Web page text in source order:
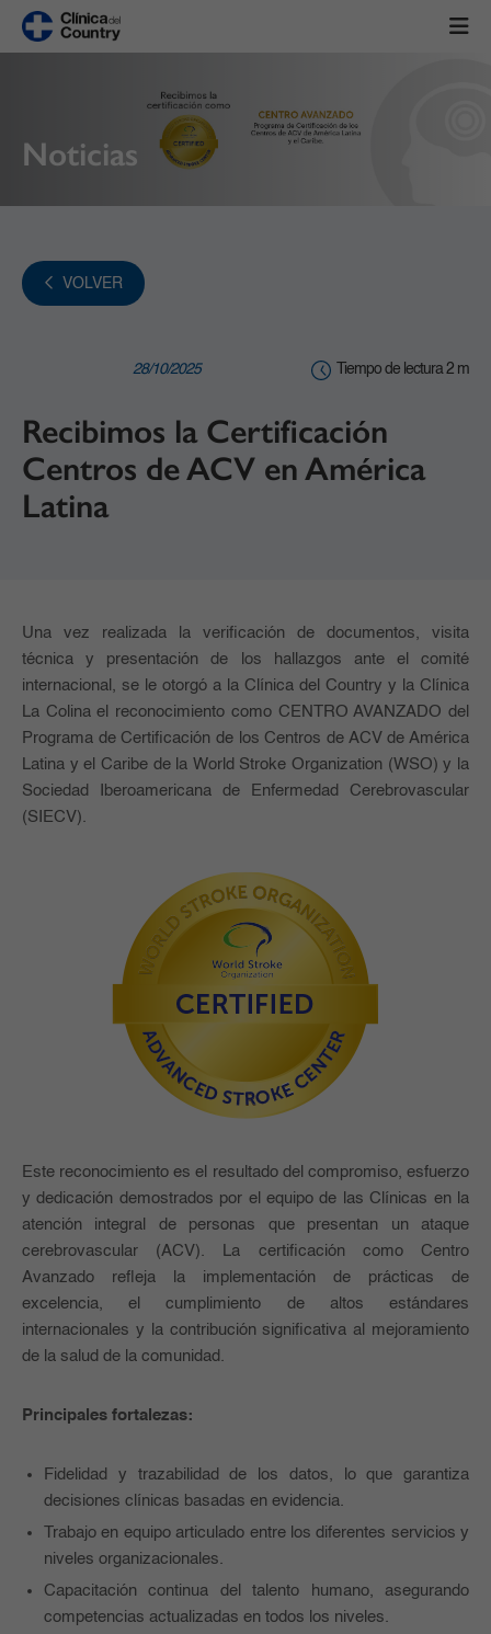
Noticias
VOLVER
28/10/2025 Tiempo de lectura 2 m
Recibimos la Certificación
Centros de ACV en América
Latina
Una vez realizada la verificación de documentos, visita
técnica y presentación de los hallazgos ante el comité
internacional, se le otorgó a la Clínica del Country y la Clínica
La Colina el reconocimiento como CENTRO AVANZADO del
Programa de Certificación de los Centros de ACV de América
Latina y el Caribe de la World Stroke Organization (WSO) y la
Sociedad Iberoamericana de Enfermedad Cerebrovascular
(SIECV).
Este reconocimiento es el resultado del compromiso, esfuerzo
y dedicación demostrados por el equipo de las Clínicas en la
atención integral de personas que presentan un ataque
cerebrovascular (ACV). La certificación como Centro
Avanzado refleja la implementación de prácticas de
excelencia, el cumplimiento de altos estándares
internacionales y la contribución significativa al mejoramiento
de la salud de la comunidad.
Principales fortalezas:
Fidelidad y trazabilidad de los datos, lo que garantiza
decisiones clínicas basadas en evidencia.
Trabajo en equipo articulado entre los diferentes servicios y
niveles organizacionales.
Capacitación continua del talento humano, asegurando
competencias actualizadas en todos los niveles.